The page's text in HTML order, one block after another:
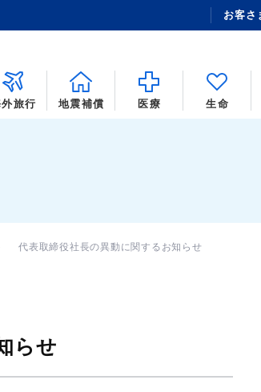
お客さ
旅行 地震補償 医療 生命
代表取締役社長の異動に関するお知らせ
らせ